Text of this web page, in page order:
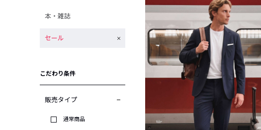
本・雑誌
セール
こだわり条件
販売タイプ
通常商品